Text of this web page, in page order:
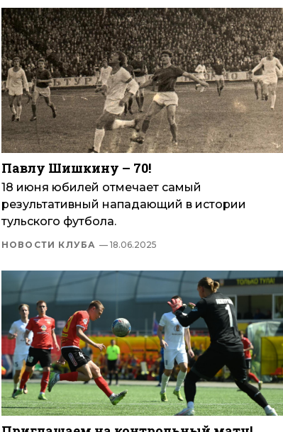
Павлу Шишкину – 70!
18 июня юбилей отмечает самый
результативный нападающий в истории
тульского футбола.
НОВОСТИ КЛУБА — 18.06.2025